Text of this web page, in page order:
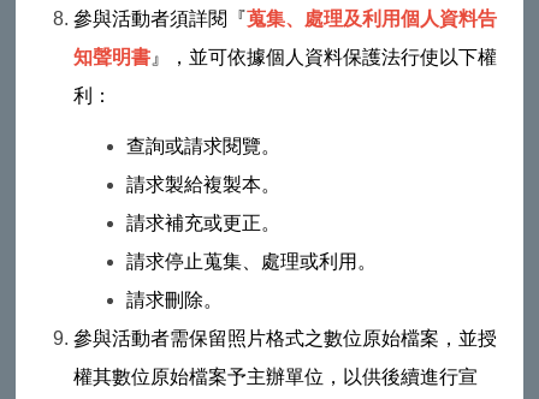
參與活動者須詳閱『蒐集、處理及利用個人資料告
知聲明書 』，並可依據個人資料保護法行使以下權
利：
查詢或請求閱覽。
請求製給複製本。
請求補充或更正。
請求停止蒐集、處理或利用。
請求刪除。
參與活動者需保留照片格式之數位原始檔案，並授
權其數位原始檔案予主辦單位，以供後續進行宣